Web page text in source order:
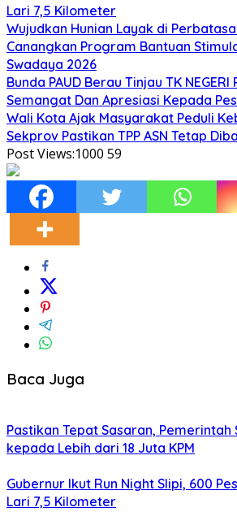
Lari 7,5 Kilometer
Wujudkan Hunian Layak di
Canangkan Program Bantuan
Swadaya 2026
Bunda PAUD Berau Tinjau TK NEGERI
Semangat Dan Apresiasi Kepada
Wali Kota Ajak Masyarakat Peduli
Sekprov Pastikan TPP ASN Tetap
Post Views:1000 59
Baca Juga
Pastikan Tepat Sasaran, Pemerintah
kepada Lebih dari 18 Juta KPM
Gubernur Ikut Run Night Slipi, 600
Lari 7,5 Kilometer